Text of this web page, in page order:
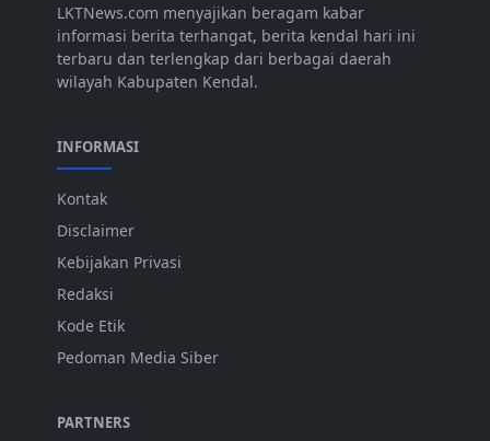
LKTNews.com menyajikan beragam kabar
informasi berita terhangat, berita kendal hari ini
terbaru dan terlengkap dari berbagai daerah
wilayah Kabupaten Kendal.
INFORMASI
Kontak
Disclaimer
Kebijakan Privasi
Redaksi
Kode Etik
Pedoman Media Siber
PARTNERS